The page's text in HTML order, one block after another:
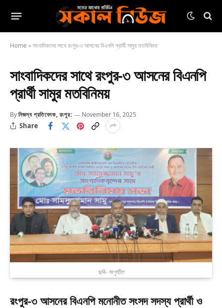
Home »সাংবাদিকদের সাথে রংপুর-৩ আসনের বিএনপি প্রার্থী সামুর মতবিনিময়
সাংবাদিকদের সাথে রংপুর-৩ আসনের বিএনপি
প্রার্থী সামুর মতবিনিময়
Byনিজস্ব প্রতিবেদক, রংপুর: November 16, 2025
Share
ছবি- সংগৃহীত
রংপুর-৩ আসনের বিএনপি মনোনীত সংসদ সদস্য প্রার্থী ও